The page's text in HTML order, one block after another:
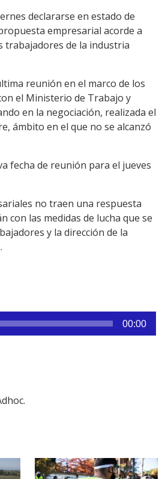
declararse en estado de
empresarial acorde a
trabajadores de la industria
reunión en el marco de los
el Ministerio de Trabajo y
en la negociación, realizada el
ámbito en el que no se alcanzó
fecha de reunión para el jueves
no traen una respuesta
con las medidas de lucha que se
y la dirección de la
00:00